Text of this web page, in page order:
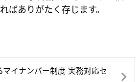
ばありがたく存じます。
マイナンバー制度 実務対応セ